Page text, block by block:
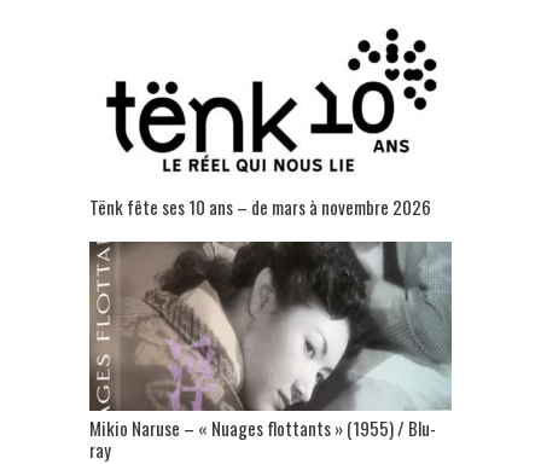
Tënk fête ses 10 ans – de mars à novembre 2026
Mikio Naruse – « Nuages flottants » (1955) / Blu-
ray